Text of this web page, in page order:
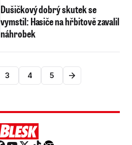
Dušičkový dobrý skutek se
vymstil: Hasiče na hřbitově zavalil
náhrobek
3 4 5